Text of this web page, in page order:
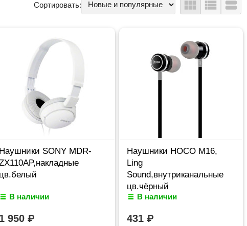
Сортировать: view_module view_list view_stream
Наушники SONY MDR-
цв.белый
В наличии
1 950 ₽
Наушники HOCO M16,
Ling
Sound,внутриканальные
цв.чёрный
В наличии
431₽